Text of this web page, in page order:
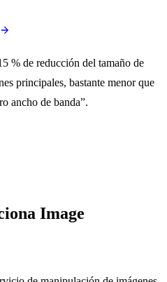
% de reducción del tamaño de
principales, bastante menor que
ancho de banda”.
Image